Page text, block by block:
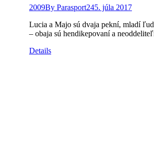
2009By Parasport245. júla 2017
Lucia a Majo sú dvaja pekní, mladí
– obaja sú hendikepovaní a
Details